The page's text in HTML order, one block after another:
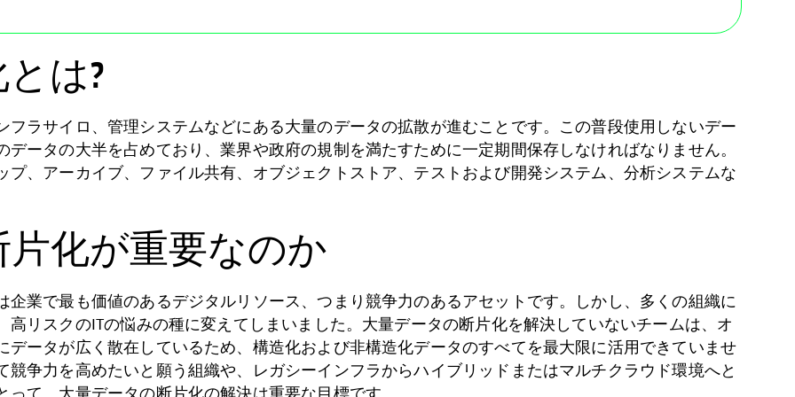
は?
ラサイロ、管理システムなどにある大量のデータの拡散が進むことです。この普段使用しないデー
ータの大半を占めており、業界や政府の規制を満たすために一定期間保存しなければなりません。
、アーカイブ、ファイル共有、オブジェクトストア、テストおよび開発システム、分析システムな
化が重要なのか
業で最も価値のあるデジタルリソース、つまり競争力のあるアセットです。しかし、多くの組織に
リスクのITの悩みの種に変えてしまいました。大量データの断片化を解決していないチームは、オ
ータが広く散在しているため、構造化および非構造化データのすべてを最大限に活用できていませ
争力を高めたいと願う組織や、レガシーインフラからハイブリッドまたはマルチクラウド環境へと